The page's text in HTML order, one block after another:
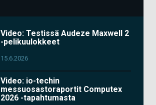
Video: Testissä Audeze Maxwell 2
-pelikuulokkeet
15.6.2026
Video: io-techin
messuosastoraportit Computex
2026 -tapahtumasta